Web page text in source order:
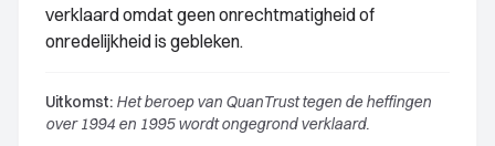
verklaard omdat geen onrechtmatigheid of
onredelijkheid is gebleken.
Uitkomst: Het beroep van QuanTrust tegen de heffingen
over 1994 en 1995 wordt ongegrond verklaard.